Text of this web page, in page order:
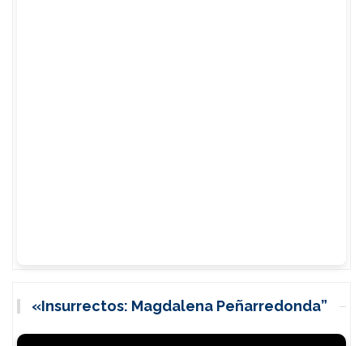
«Insurrectos: Magdalena Peñarredonda”